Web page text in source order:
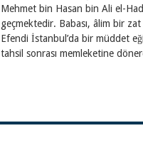
Mehmet bin Hasan bin Ali el-
geçmektedir. Babası, âlim bir
Efendi İstanbul’da bir müddet
tahsil sonrası memleketine